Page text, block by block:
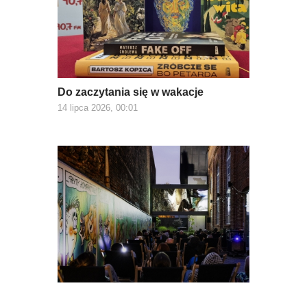
Do zaczytania się w wakacje
14 lipca 2026, 00:01